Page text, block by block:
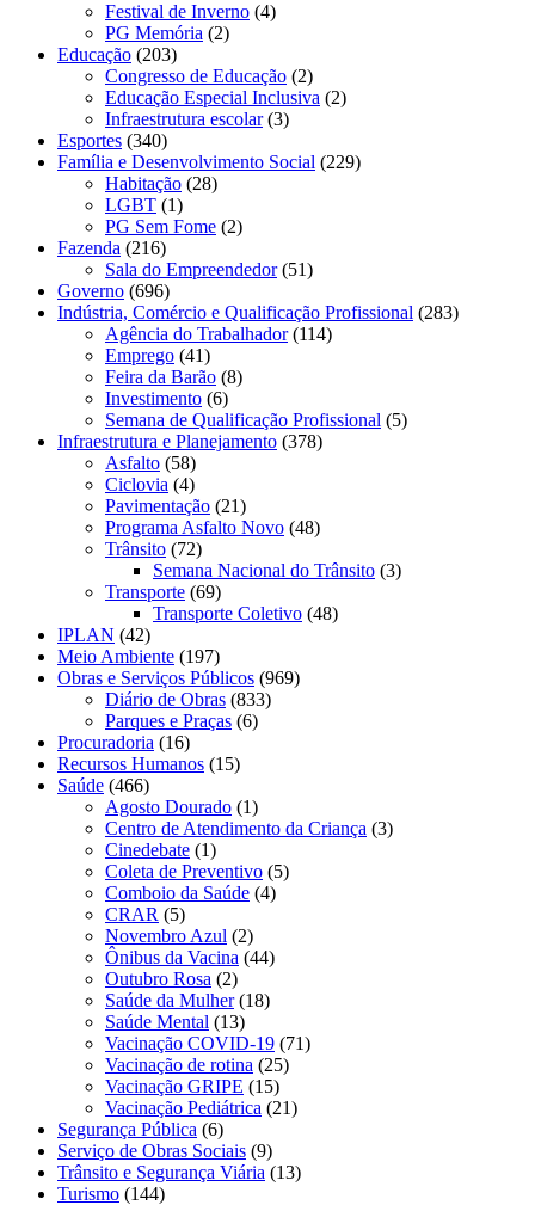
Festival de Inverno (4)
PG Memória (2)
Educação (203)
Congresso de Educação (2)
Educação Especial Inclusiva (2)
Infraestrutura escolar(3)
Esportes (340)
Família e Desenvolvimento Social (229)
Habitação (28)
LGBT (1)
PG Sem Fome (2)
Fazenda (216)
Sala do Empreendedor(51)
Governo (696)
Indústria, Comércio e Qualificação Profissional (283)
Agência do Trabalhador(114)
Emprego (41)
Feira da Barão (8)
Investimento (6)
Semana de Qualificação Profissional (5)
Infraestrutura e Planejamento (378)
Asfalto (58)
Ciclovia (4)
Pavimentação (21)
Programa Asfalto Novo (48)
Trânsito (72)
Semana Nacional do Trânsito (3)
Transporte (69)
Transporte Coletivo (48)
IPLAN (42)
Meio Ambiente (197)
Obras e Serviços Públicos (969)
Diário de Obras (833)
Parques e Praças (6)
Procuradoria (16)
Recursos Humanos (15)
Saúde (466)
Agosto Dourado (1)
Centro de Atendimento da Criança (3)
Cinedebate (1)
Coleta de Preventivo (5)
Comboio da Saúde (4)
CRAR (5)
Novembro Azul (2)
Ônibus da Vacina (44)
Outubro Rosa (2)
Saúde da Mulher(18)
Saúde Mental (13)
Vacinação COVID-19 (71)
Vacinação de rotina (25)
Vacinação GRIPE (15)
Vacinação Pediátrica (21)
Segurança Pública (6)
Serviço de Obras Sociais (9)
Trânsito e Segurança Viária (13)
Turismo (144)